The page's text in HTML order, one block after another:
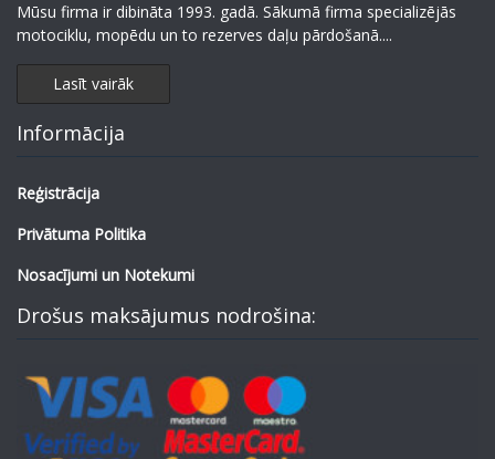
Mūsu firma ir dibināta 1993. gadā. Sākumā firma specializējās
motociklu, mopēdu un to rezerves daļu pārdošanā....
Lasīt vairāk
Informācija
Reģistrācija
Privātuma Politika
Nosacījumi un Notekumi
Drošus maksājumus nodrošina: